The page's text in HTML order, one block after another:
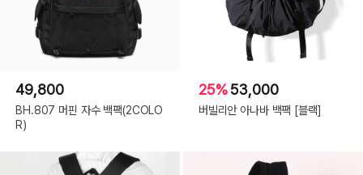
49,800
BH.807 머핀 자수 백팩(2COLO
R)
25%53,000
버빌리안 아나바 백팩 [블랙]